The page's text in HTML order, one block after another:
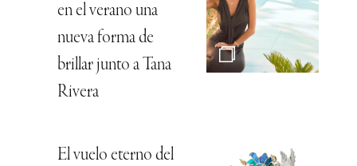
en el verano una
nueva forma de
brillar junto a Tana
Rivera
El vuelo eterno del